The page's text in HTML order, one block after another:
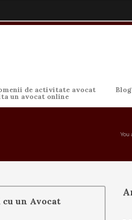
de activitate avocat Blog
un avocat online
You
un Avocat